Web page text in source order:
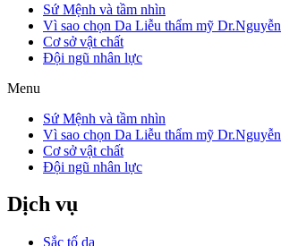
Sứ Mệnh và tầm nhìn
Vì sao chọn Da Liễu thẩm mỹ Dr.Nguyễn
Cơ sở vật chất
Đội ngũ nhân lực
Menu
Sứ Mệnh và tầm nhìn
Vì sao chọn Da Liễu thẩm mỹ Dr.Nguyễn
Cơ sở vật chất
Đội ngũ nhân lực
Dịch vụ
Sắc tố da